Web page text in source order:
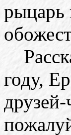
рыцарь
году,